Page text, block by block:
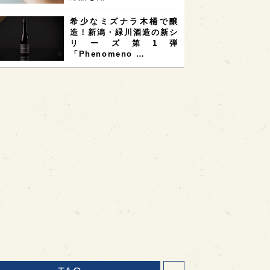
希少なミズナラ木桶で醸
造！新潟・緑川酒造の新シ
リーズ第1弾
「Phenomeno …